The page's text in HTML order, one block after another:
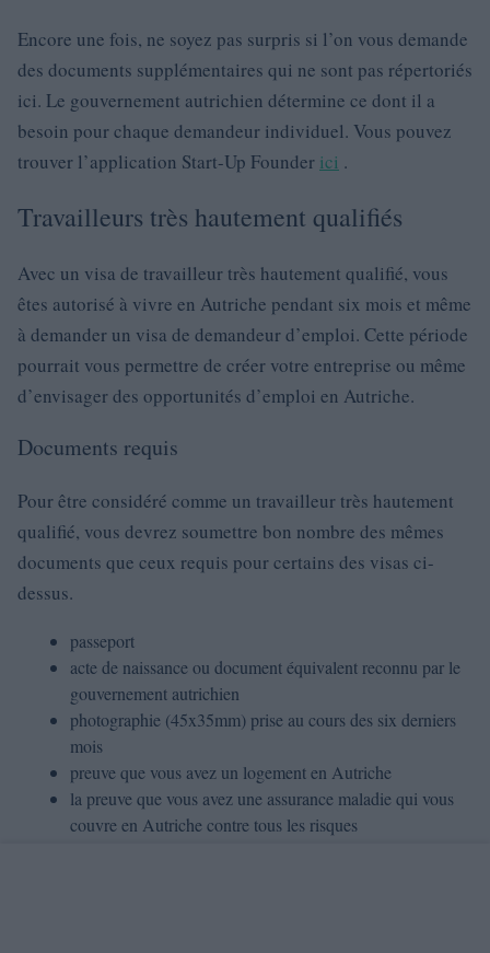
Encore une fois, ne soyez pas surpris si l’on vous demande
des documents supplémentaires qui ne sont pas répertoriés
ici. Le gouvernement autrichien détermine ce dont il a
besoin pour chaque demandeur individuel. Vous pouvez
trouver l’application Start-Up Founder ici .
Travailleurs très hautement qualifiés
Avec un visa de travailleur très hautement qualifié, vous
êtes autorisé à vivre en Autriche pendant six mois et même
à demander un visa de demandeur d’emploi. Cette période
pourrait vous permettre de créer votre entreprise ou même
d’envisager des opportunités d’emploi en Autriche.
Documents requis
Pour être considéré comme un travailleur très hautement
qualifié, vous devrez soumettre bon nombre des mêmes
documents que ceux requis pour certains des visas ci-
dessus.
passeport
acte de naissance ou document équivalent reconnu par le
gouvernement autrichien
photographie (45x35mm) prise au cours des six derniers
mois
preuve que vous avez un logement en Autriche
la preuve que vous avez une assurance maladie qui vous
couvre en Autriche contre tous les risques